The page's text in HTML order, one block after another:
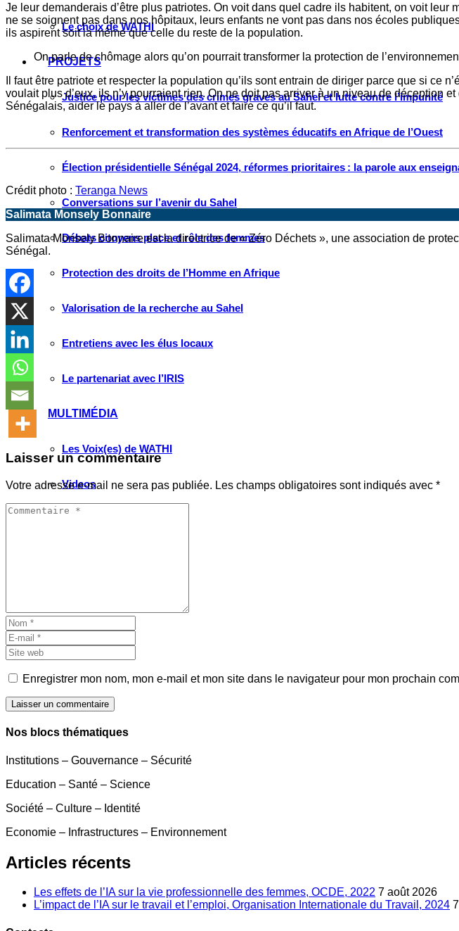
Le choix de WATHI
PROJETS
Justice pour les victimes des crimes graves au Sahel et lutte contre l’impunité
Renforcement et transformation des systèmes éducatifs en Afrique de l’Ouest
Élection présidentielle Sénégal 2024, réformes prioritaires : la parole aux
Conversations sur l’avenir du Sahel
Débats citoyens place et rôle des femmes
Protection des droits de l’Homme en Afrique
Valorisation de la recherche au Sahel
Entretiens avec les élus locaux
Le partenariat avec l’IRIS
MULTIMÉDIA
Les Voix(es) de WATHI
Videos
Je leur demanderais d’être plus patriotes. On voit dans quel cadre ils habitent, on voit
ne se soignent pas dans nos hôpitaux, leurs enfants ne vont pas dans nos écoles
ils aspirent soit la même que celle du reste de la population.
On parle de chômage alors qu’on pourrait transformer la protection de
Il faut être patriote et respecter la population qu’ils sont entrain de diriger parce que si ce
voulait plus d’eux, ils n’y pourraient rien. On ne doit pas arriver à un niveau de déception
Sénégalais, aider le pays à aller de l’avant et faire ce qu’il faut.
Crédit photo : Teranga News
Salimata Monsely Bonnaire
Salimata Monsely Bonnaire est la directrice de « Zéro Déchets », une association de
Sénégal.
Laisser un commentaire
Votre adresse e-mail ne sera pas publiée. Les champs obligatoires sont indiqués avec *
Enregistrer mon nom, mon e-mail et mon site dans le navigateur pour mon prochain
Laisser un commentaire
Nos blocs thématiques
Institutions – Gouvernance – Sécurité
Education – Santé – Science
Société – Culture – Identité
Economie – Infrastructures – Environnement
Articles récents
Les effets de l’IA sur la vie professionnelle des femmes, OCDE, 2022 7 août 2026
L’impact de l’IA sur le travail et l’emploi, Organisation Internationale du Travail, 2024